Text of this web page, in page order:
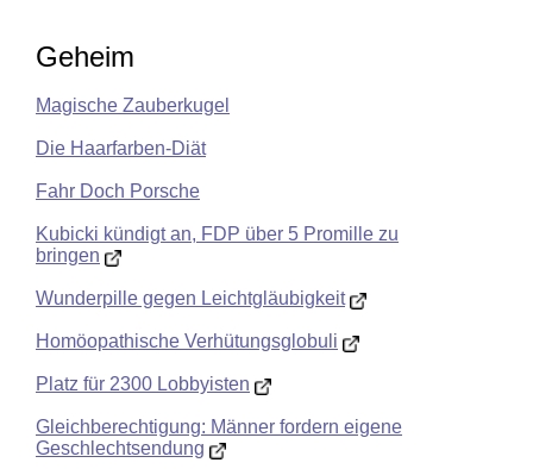
Geheim
Magische Zauberkugel
Die Haarfarben-Diät
Fahr Doch Porsche
Kubicki kündigt an, FDP über 5 Promille zu
bringen
Wunderpille gegen Leichtgläubigkeit
Homöopathische Verhütungsglobuli
Platz für 2300 Lobbyisten
Gleichberechtigung: Männer fordern eigene
Geschlechtsendung